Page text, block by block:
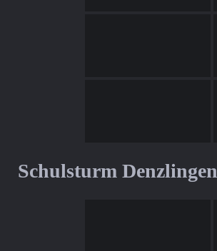
Schulsturm Denzlingen